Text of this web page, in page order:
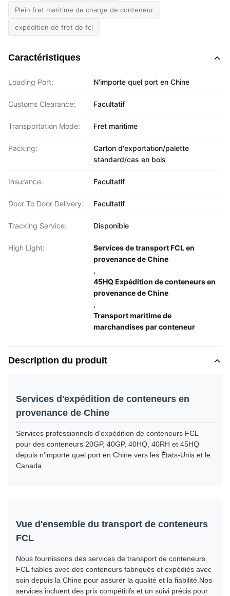
Plein fret maritime de charge de conteneur
expédition de fret de fcl
Caractéristiques
Loading Port: N'importe quel port en Chine
Customs Clearance: Facultatif
Transportation Mode: Fret maritime
Packing:
Carton d'exportation/palette
standard/cas en bois
Insurance: Facultatif
Door To Door Delivery: Facultatif
Tracking Service: Disponible
High Light:
Services de transport FCL en
provenance de Chine
,
45HQ Expédition de conteneurs en
provenance de Chine
,
Transport maritime de
marchandises par conteneur
Description du produit
Services d'expédition de conteneurs en
provenance de Chine
Services professionnels d'expédition de conteneurs FCL
pour des conteneurs 20GP, 40GP, 40HQ, 40RH et 45HQ
depuis n'importe quel port en Chine vers les États-Unis et le
Canada.
Vue d'ensemble du transport de conteneurs
FCL
Nous fournissons des services de transport de conteneurs
FCL fiables avec des conteneurs fabriqués et expédiés avec
soin depuis la Chine pour assurer la qualité et la fiabilité.Nos
services incluent des prix compétitifs et un suivi précis pour